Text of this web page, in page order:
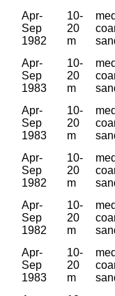
Apr-
Sep
1982
10-
20
m
Apr-
Sep
1983
10-
20
m
Apr-
Sep
1983
10-
20
m
Apr-
Sep
1982
10-
20
m
Apr-
Sep
1982
10-
20
m
Apr-
Sep
1983
10-
20
m